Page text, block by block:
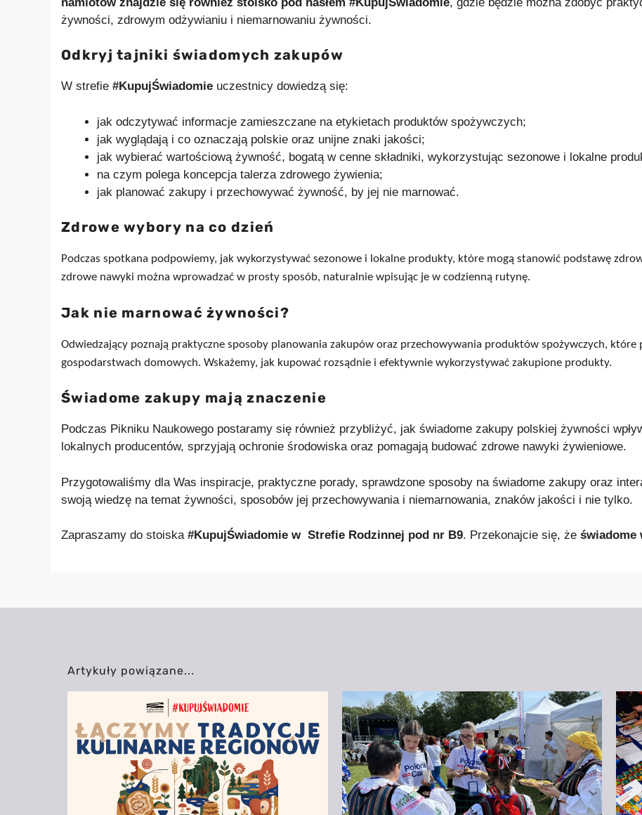
żywności, zdrowym odżywianiu i niemarnowaniu żywności.
Odkryj tajniki świadomych zakupów
W strefie #KupujŚwiadomie uczestnicy dowiedzą się:
jak odczytywać informacje zamieszczane na etykietach produktów spożywczych;
jak wyglądają i co oznaczają polskie oraz unijne znaki jakości;
jak wybierać wartościową żywność, bogatą w cenne składniki, wykorzystując sezonowe i lokalne
na czym polega koncepcja talerza zdrowego żywienia;
jak planować zakupy i przechowywać żywność, by jej nie marnować.
Zdrowe wybory na co dzień
Podczas spotkana podpowiemy, jak wykorzystywać sezonowe i lokalne produkty, które mogą stanowić podstawę
zdrowe nawyki można wprowadzać w prosty sposób, naturalnie wpisując je w codzienną rutynę.
Jak nie marnować żywności?
Odwiedzający poznają praktyczne sposoby planowania zakupów oraz przechowywania produktów spożywczych,
gospodarstwach domowych. Wskażemy, jak kupować rozsądnie i efektywnie wykorzystywać zakupione produkty.
Świadome zakupy mają znaczenie
Podczas Pikniku Naukowego postaramy się również przybliżyć, jak świadome zakupy polskiej żywności
lokalnych producentów, sprzyjają ochronie środowiska oraz pomagają budować zdrowe nawyki żywieniowe.
Przygotowaliśmy dla Was inspiracje, praktyczne porady, sprawdzone sposoby na świadome zakupy oraz
swoją wiedzę na temat żywności, sposobów jej przechowywania i niemarnowania, znaków jakości i nie tylko.
Zapraszamy do stoiska #KupujŚwiadomie w Strefie Rodzinnej pod nr B9. Przekonajcie się, że świadome
Artykuły powiązane...